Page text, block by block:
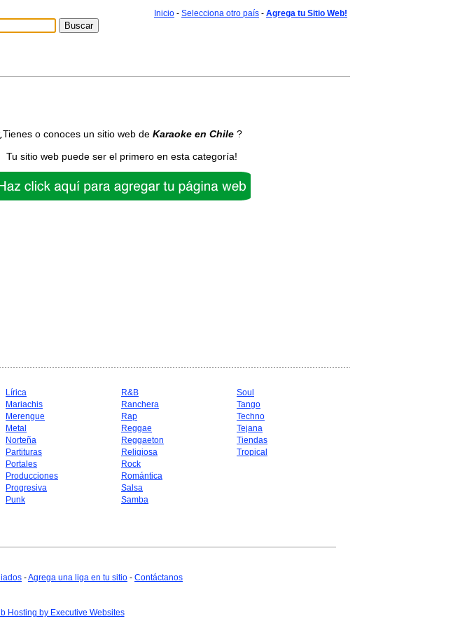
Inicio - Selecciona otro país - Agrega tu Sitio Web!
o conoces un sitio web de Karaoke en Chile?
Tu sitio web puede ser el primero en esta categoría!
Lírica
Mariachis
Merengue
Metal
Norteña
Partituras
Portales
Producciones
Progresiva
Punk
R&B
Ranchera
Rap
Reggae
Reggaeton
Religiosa
Rock
Romántica
Salsa
Samba
Soul
Tango
Techno
Tejana
Tiendas
Tropical
-Agrega una liga en tu sitio - Contáctanos
Hosting by Executive Websites